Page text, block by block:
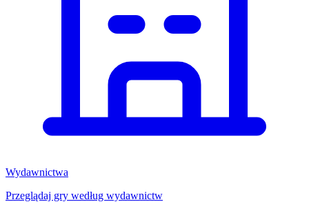
Wydawnictwa
Przeglądaj gry według wydawnictw